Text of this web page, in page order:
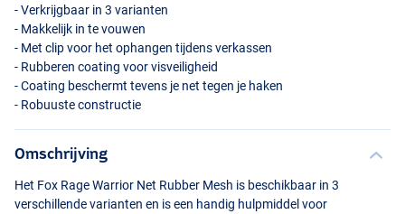
- Verkrijgbaar in 3 varianten
- Makkelijk in te vouwen
- Met clip voor het ophangen tijdens verkassen
- Rubberen coating voor visveiligheid
- Coating beschermt tevens je net tegen je haken
- Robuuste constructie
Omschrijving
Het Fox Rage Warrior Net Rubber Mesh is beschikbaar in 3
verschillende varianten en is een handig hulpmiddel voor